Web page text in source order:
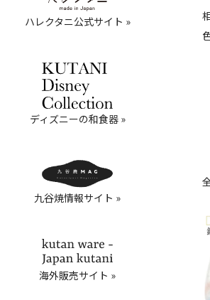
ハレクタニ公式サイト »
ディズニーの和食器 »
九谷焼情報サイト »
海外販売サイト »